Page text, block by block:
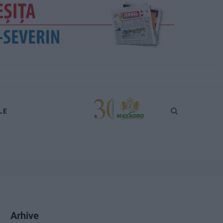
Arhive